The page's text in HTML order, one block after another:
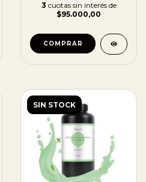
3 cuotas sin interés de
$95.000,00
COMPRAR
SIN STOCK